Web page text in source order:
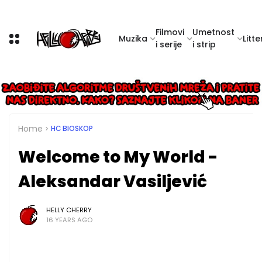
Muzika
Filmovi
i serije
Umetnost
i strip
Home HC BIOSKOP
Welcome to My World -
Aleksandar Vasiljević
HELLY CHERRY
16 YEARS AGO